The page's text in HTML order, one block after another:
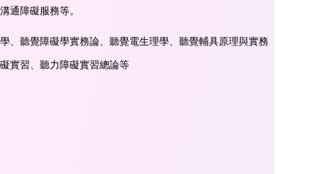
通障礙服務等。
、聽覺障礙學實務論、聽覺電生理學、聽覺輔具原理與實務
實習、聽力障礙實習總論等